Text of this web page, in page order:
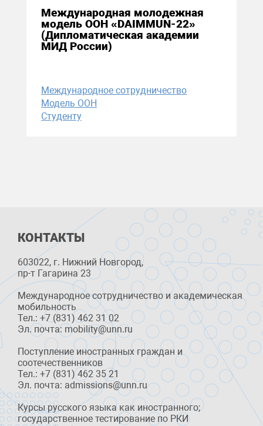
Международная молодежная
модель ООН «DAIMMUN-22»
(Дипломатическая академии
МИД России)
Международное сотрудничество
Модель ООН
Студенту
КОНТАКТЫ
603022, г. Нижний Новгород,
пр-т Гагарина 23
Международное сотрудничество и академическая
мобильность
Тел.: +7 (831) 462 31 02
Эл. почта: mobility@unn.ru
Поступление иностранных граждан и
соотечественников
Тел.: +7 (831) 462 35 21
Эл. почта: admissions@unn.ru
Курсы русского языка как иностранного;
государственное тестирование по РКИ